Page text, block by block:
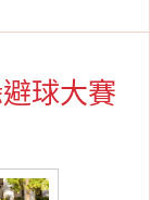
球大賽